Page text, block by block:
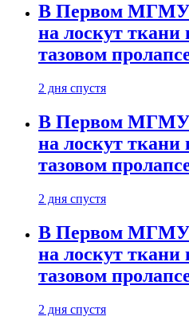
В Первом МГМУ
на лоскут
тазовом
2 дня спустя
В Первом МГМУ
на лоскут
тазовом
2 дня спустя
В Первом МГМУ
на лоскут
тазовом
2 дня спустя